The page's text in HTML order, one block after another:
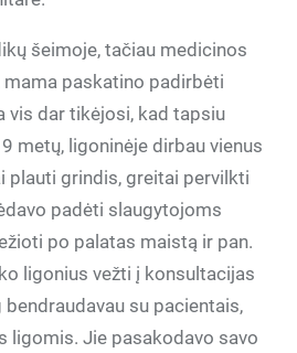
šeimoje, tačiau medicinos
paskatino padirbėti
vis dar tikėjosi, kad tapsiu
metų, ligoninėje dirbau vienus
plauti grindis, greitai pervilkti
padėti slaugytojoms
po palatas maistą ir pan.
ligonius vežti į konsultacijas
su pacientais,
ligomis. Jie pasakodavo savo